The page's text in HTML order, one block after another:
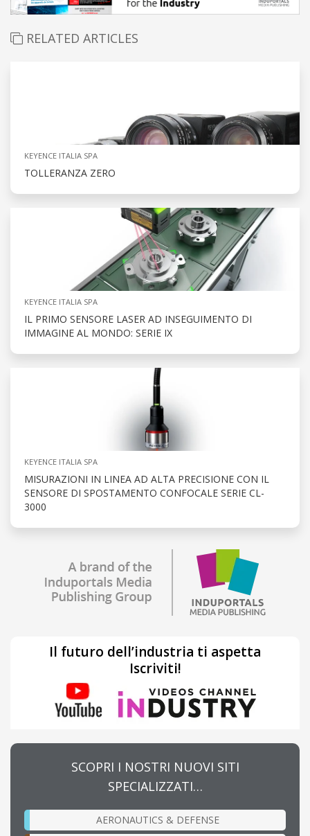
RELATED ARTICLES
KEYENCE ITALIA SPA
TOLLERANZA ZERO
KEYENCE ITALIA SPA
IL PRIMO SENSORE LASER AD INSEGUIMENTO DI
IMMAGINE AL MONDO: SERIE IX
KEYENCE ITALIA SPA
MISURAZIONI IN LINEA AD ALTA PRECISIONE CON IL
SENSORE DI SPOSTAMENTO CONFOCALE SERIE CL-
3000
Il futuro dell’industria ti aspetta
Iscriviti!
SCOPRI I NOSTRI NUOVI SITI
SPECIALIZZATI…
AERONAUTICS & DEFENSE